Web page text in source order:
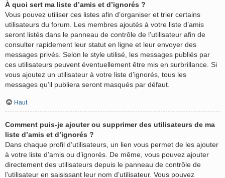
À quoi sert ma liste d’amis et d’ignorés ?
Vous pouvez utiliser ces listes afin d’organiser et trier certains
utilisateurs du forum. Les membres ajoutés à votre liste d’amis
seront listés dans le panneau de contrôle de l’utilisateur afin de
consulter rapidement leur statut en ligne et leur envoyer des
messages privés. Selon le style utilisé, les messages publiés par
ces utilisateurs peuvent éventuellement être mis en surbrillance. Si
vous ajoutez un utilisateur à votre liste d’ignorés, tous les
messages qu’il publiera seront masqués par défaut.
Haut
Comment puis-je ajouter ou supprimer des utilisateurs de ma
liste d’amis et d’ignorés ?
Dans chaque profil d’utilisateurs, un lien vous permet de les ajouter
à votre liste d’amis ou d’ignorés. De même, vous pouvez ajouter
directement des utilisateurs depuis le panneau de contrôle de
l’utilisateur en saisissant leur nom d’utilisateur. Vous pouvez